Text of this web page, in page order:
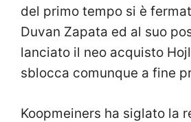
del primo tempo si è
Duvan Zapata ed al suo
lanciato il neo acquisto
sblocca comunque a fine
Koopmeiners ha siglato la